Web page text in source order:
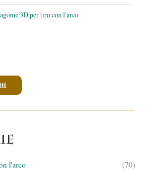
l'arco
(70)
3D per tiro con l'arco